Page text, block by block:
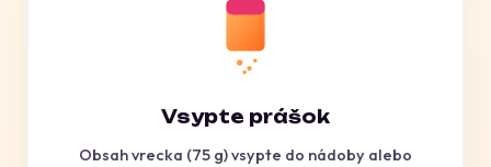
Vsypte prášok
Obsah vrecka (75 g) vsypte do nádoby alebo